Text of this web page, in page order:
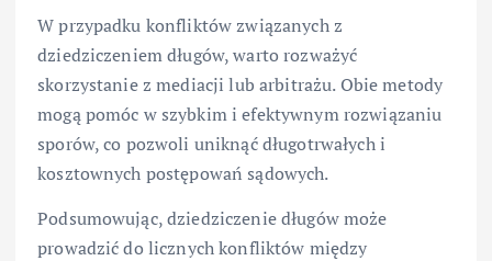
W przypadku konfliktów związanych z
dziedziczeniem długów, warto rozważyć
skorzystanie z mediacji lub arbitrażu. Obie metody
mogą pomóc w szybkim i efektywnym rozwiązaniu
sporów, co pozwoli uniknąć długotrwałych i
kosztownych postępowań sądowych.
Podsumowując, dziedziczenie długów może
prowadzić do licznych konfliktów między